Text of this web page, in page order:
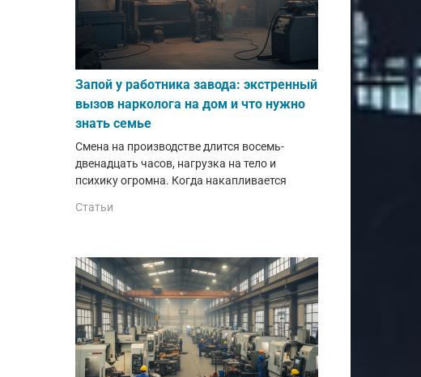
Запой у работника завода: экстренный
вызов нарколога на дом и что нужно
знать семье
Смена на производстве длится восемь-
двенадцать часов, нагрузка на тело и
психику огромна. Когда накапливается
Статьи